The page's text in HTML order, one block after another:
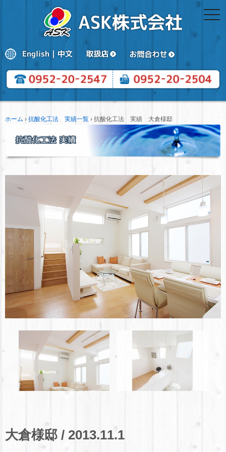
ホーム › 抗酸化工法 実績一覧 › 抗酸化工法 実績 大倉様邸
大倉様邸 / 2013.11.1